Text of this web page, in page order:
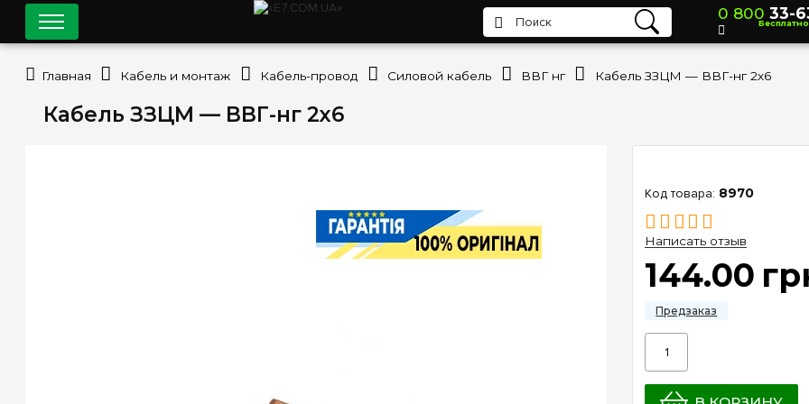
Кабель ЗЗЦМ — ВВГ-нг 2х6
8970
Написать отзыв
144.00
0 800 33-
Бесплатно
Главная Кабель и монтаж Кабель-провод Силовой кабель ВВГ нг Кабель ЗЗЦМ — ВВГ-нг 2х6